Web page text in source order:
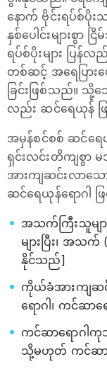
နောက် ဗိုင်းရပ်စ်ပို
နှစ်ပေါင်းများစွ
ရပ်စ်ပိုးများ ပြန်လ
တစ်ဆင့် အရေပြား‌
ခြင်းဖြစ်သည်။ သို့
လည်း ဆင်ရေယုန် ဖြ
အမှန်စင်စစ် ဆင်ရေယု
ရှင်းလင်းတိကျစွာ
အားကျဆင်းလာသ
ဆင်ရေယုန်ရောဂါ ဖြစ်
အသက်ကြီးသူမျ
များပြီး၊ အ
နိုင်သည်]
ကိုယ်ခံအားကျဆင်
ရောဂါ၊ ကင်ဆာရ
ကင်ဆာရောဂါကု
သို့မဟုတ် ကင်ဆာ